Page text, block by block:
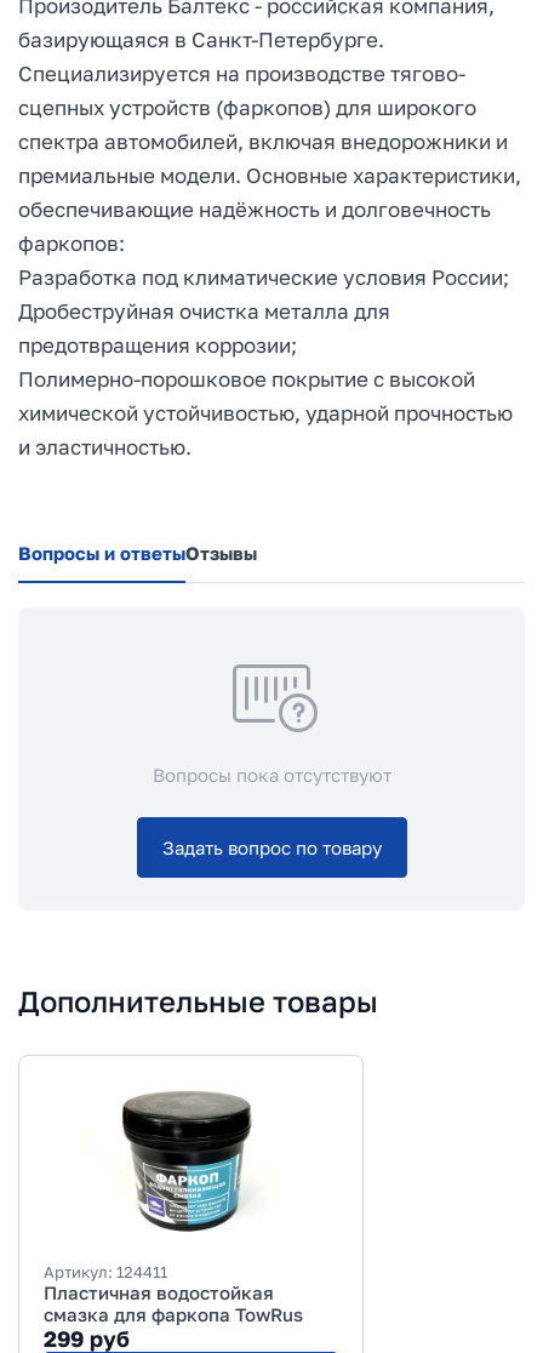
базирующаяся в Санкт-Петербурге.
Специализируется на производстве тягово-
сцепных устройств (фаркопов) для широкого
спектра автомобилей, включая внедорожники и
премиальные модели. Основные характеристики,
обеспечивающие надёжность и долговечность
фаркопов:
Разработка под климатические условия России;
Дробеструйная очистка металла для
предотвращения коррозии;
Полимерно-порошковое покрытие с высокой
химической устойчивостью, ударной прочностью
и эластичностью.
Вопросы и ответыОтзывы
Вопросы пока отсутствуют
Задать вопрос по товару
Дополнительные товары
Артикул: 124411
Пластичная водостойкая
смазка для фаркопа TowRus
299 руб